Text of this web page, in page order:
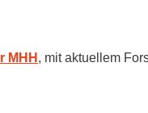
MHH , mit aktuellem